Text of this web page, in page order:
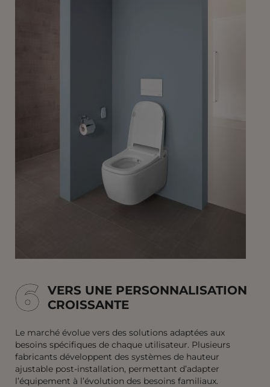
6
6 VERS UNE PERSONNALISATION
CROISSANTE
Le marché évolue vers des solutions adaptées aux
besoins spécifiques de chaque utilisateur. Plusieurs
fabricants développent des systèmes de hauteur
ajustable post-installation, permettant d’adapter
l’équipement à l’évolution des besoins familiaux.